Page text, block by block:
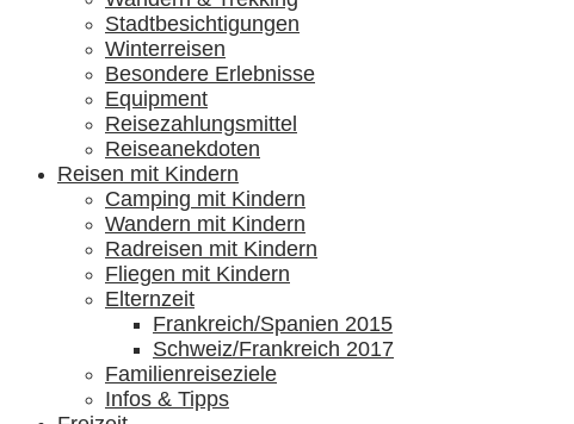
Stadtbesichtigungen
Winterreisen
Besondere Erlebnisse
Equipment
Reisezahlungsmittel
Reiseanekdoten
Reisen mit Kindern
Camping mit Kindern
Wandern mit Kindern
Radreisen mit Kindern
Fliegen mit Kindern
Elternzeit
Frankreich/Spanien 2015
Schweiz/Frankreich 2017
Familienreiseziele
Infos & Tipps